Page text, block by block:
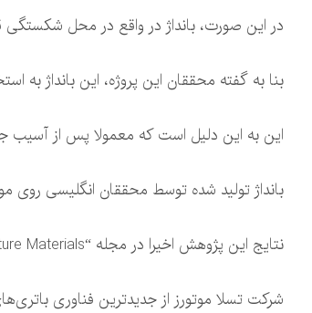
در این صورت، بانداژ در واقع در محل
بنا به گفته محققان این پروژه، این بانداژ به
این به این دلیل است که معمولا پس از آسیب
بانداژ تولید شده توسط محققان انگلیسی
نتایج این پژوهش اخیرا در مجله “Nature Materials” انتشار یافت.
شرکت تسلا موتورز از جدیدترین فناوری